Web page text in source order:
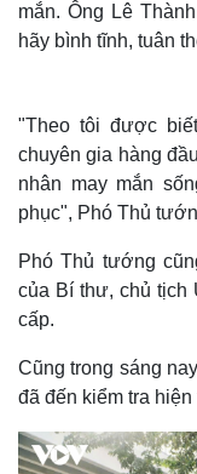
mắn. Ông Lê
hãy bình tĩnh, tuân
"Theo tôi được
chuyên gia hàng
nhân may mắn
phục", Phó Thủ
Phó Thủ tướng
của Bí thư, chủ tịch
cấp.
Cũng trong sáng
đã đến kiểm tra